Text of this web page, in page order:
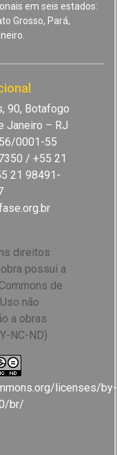
em seis estados:
Grosso, Pará,
90, Botafogo
Janeiro – RJ
0001-55
/ +55 21
21 98491-
direitos
possui a
de
não
a obras
NC-ND)
licenses/by-
br/